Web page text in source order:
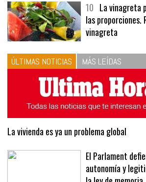
10 La vinagreta
las proporciones.
vinagreta
ÚLTIMAS NOTICIAS MÁS LEÍDAS
La vivienda es ya un problema global
El Parlament
autonomía y